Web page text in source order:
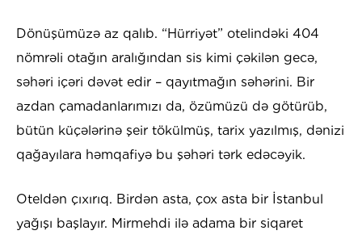
Dönüşümüzə az qalıb. “Hürriyət” otelindəki 404
nömrəli otağın aralığından sis kimi çəkilən gecə,
səhəri içəri dəvət edir – qayıtmağın səhərini. Bir
azdan çamadanlarımızı da, özümüzü də götürüb,
bütün küçələrinə şeir tökülmüş, tarix yazılmış, dənizi
qağayılara həmqafiyə bu şəhəri tərk edəcəyik.
Oteldən çıxırıq. Birdən asta, çox asta bir İstanbul
yağışı başlayır. Mirmehdi ilə adama bir siqaret